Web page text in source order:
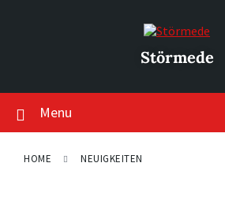
Störmede
Menu
HOME NEUIGKEITEN